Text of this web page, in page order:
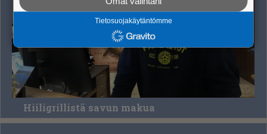
Hiiligrillistä savun makua
Tietosuojakäytäntömme